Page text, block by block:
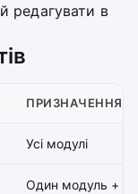
редагувати в
ПРИЗНАЧЕННЯ
Усі модулі
Один модуль +